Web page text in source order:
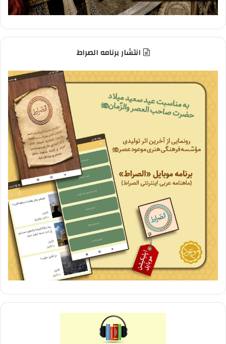
انتشار برنامه الصراط